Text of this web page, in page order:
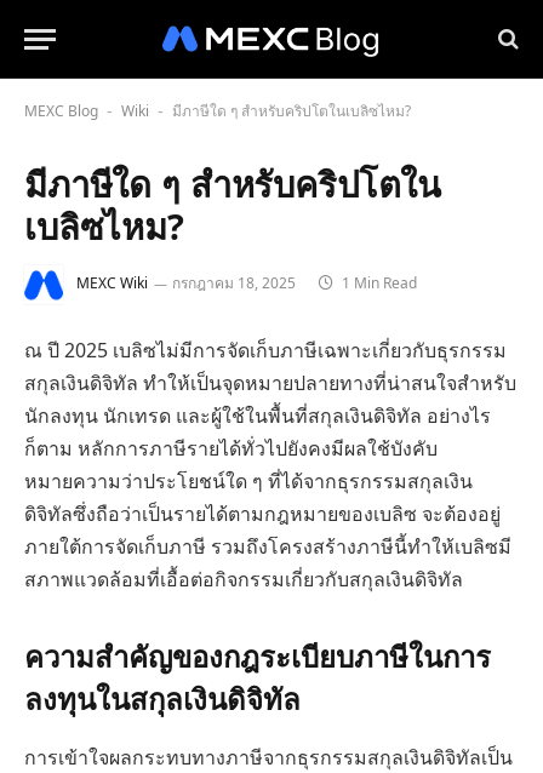
MEXC Blog - Wiki - มีภาษีใด ๆ สำหรับคริปโตในเบลิซไหม?
มีภาษีใด ๆ สำหรับคริปโตใน
เบลิซไหม?
MEXC Wiki กรกฎาคม 18, 2025 1 Min Read
ณ ปี 2025 เบลิซไม่มีการจัดเก็บภาษีเฉพาะเกี่ยวกับธุรกรรม
สกุลเงินดิจิทัล ทำให้เป็นจุดหมายปลายทางที่น่าสนใจสำหรับ
นักลงทุน นักเทรด และผู้ใช้ในพื้นที่สกุลเงินดิจิทัล อย่างไร
ก็ตาม หลักการภาษีรายได้ทั่วไปยังคงมีผลใช้บังคับ
หมายความว่าประโยชน์ใด ๆ ที่ได้จากธุรกรรมสกุลเงิน
ดิจิทัลซึ่งถือว่าเป็นรายได้ตามกฎหมายของเบลิซ จะต้องอยู่
ภายใต้การจัดเก็บภาษี รวมถึงโครงสร้างภาษีนี้ทำให้เบลิซมี
สภาพแวดล้อมที่เอื้อต่อกิจกรรมเกี่ยวกับสกุลเงินดิจิทัล
ความสำคัญของกฎระเบียบภาษีในการ
ลงทุนในสกุลเงินดิจิทัล
การเข้าใจผลกระทบทางภาษีจากธุรกรรมสกุลเงินดิจิทัลเป็น